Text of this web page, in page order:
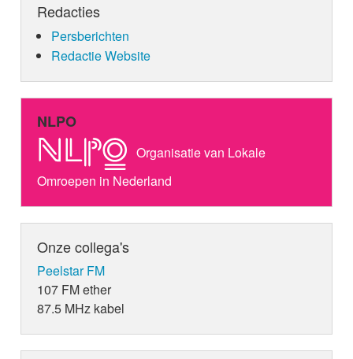
Redacties
Persberichten
Redactie Website
NLPO
Organisatie van Lokale
Omroepen in Nederland
Onze collega's
Peelstar FM
107 FM ether
87.5 MHz kabel